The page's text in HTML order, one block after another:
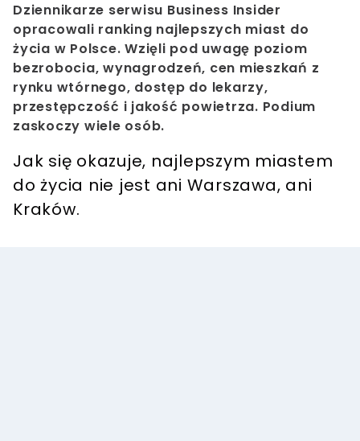
Dziennikarze serwisu Business Insider
opracowali ranking najlepszych miast do
życia w Polsce. Wzięli pod uwagę poziom
bezrobocia, wynagrodzeń, cen mieszkań z
rynku wtórnego, dostęp do lekarzy,
przestępczość i jakość powietrza. Podium
zaskoczy wiele osób.
Jak się okazuje, najlepszym miastem
do życia nie jest ani Warszawa, ani
Kraków.